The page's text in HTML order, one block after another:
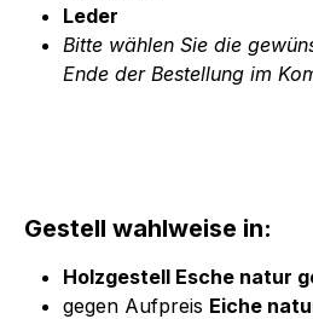
Leder
Bitte wählen Sie die
Ende der Bestellung im
Gestell wahlweise in:
Holzgestell Esche natur
gegen Aufpreis Eiche